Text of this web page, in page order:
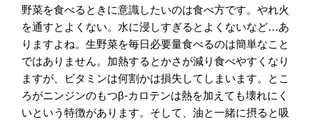
野菜を食べるときに意識したいのは食べ方です。やれ火
を通すとよくない。水に浸しすぎるとよくないなど…あ
りますよね。生野菜を毎日必要量食べるのは簡単なこと
ではありません。加熱するとかさが減り食べやすくなり
ますが、ビタミンは何割かは損失してしまいます。
とこ
ろがニンジンのもつβ‐カロテンは熱を加えても壊れにく
いという特徴があります。そして、油と一緒に摂ると吸